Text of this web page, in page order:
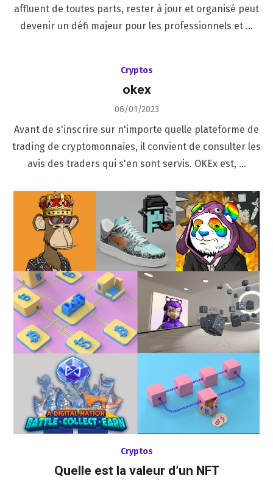
affluent de toutes parts, rester à jour et organisé peut
devenir un défi majeur pour les professionnels et …
Cryptos
okex
Posted
06/01/2023
Avant de s'inscrire sur n'importe quelle plateforme de
trading de cryptomonnaies, il convient de consulter les
avis des traders qui s'en sont servis. OKEx est, …
Cryptos
Quelle est la valeur d’un NFT